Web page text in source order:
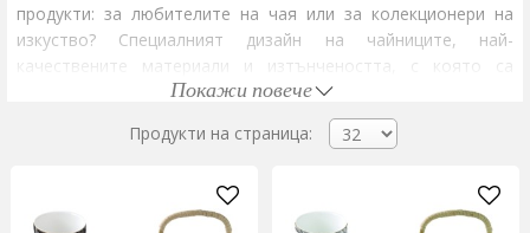
продукти: за любителите на чая или за колекционери на
изкуство? Специалният дизайн на чайниците, най-
качествените материали и изтънчеността, с която са
вложени, правят тези продукти впечатляващи подаръци,
Независимо от дизайна, цвета или материала, чайникът е
елегантен обект във всяка кухня. Чайниците често са
снабдени с инфузор или подвижно сито, аксесоар, който ви
Покажи повече
Продукти на страница: